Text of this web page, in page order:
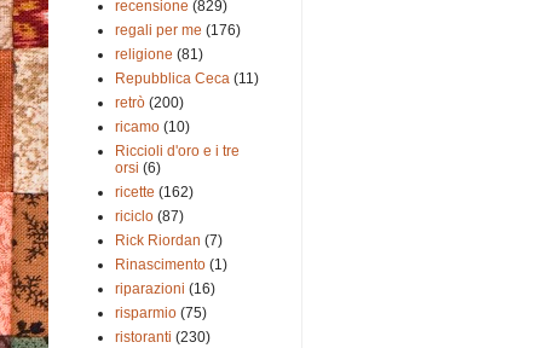
recensione (829)
regali per me (176)
religione (81)
Repubblica Ceca (11)
retrò (200)
ricamo (10)
Riccioli d'oro e i tre
orsi (6)
ricette (162)
riciclo (87)
Rick Riordan (7)
Rinascimento (1)
riparazioni (16)
risparmio (75)
ristoranti (230)